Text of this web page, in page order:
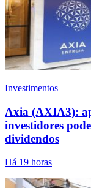
Investimentos
Axia (AXIA3):
investidores
dividendos
Há 19 horas